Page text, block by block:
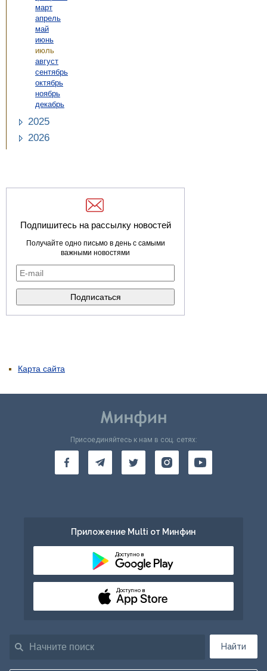
март
апрель
май
июнь
июль
август
сентябрь
октябрь
ноябрь
декабрь
2025
2026
Подпишитесь на рассылку новостей
Получайте одно письмо в день с самыми
важными новостями
Карта сайта
Найти
Присоединяйтесь к нам в соц. сетях:
Приложение Multi от Минфин
Доступно в
Доступно в